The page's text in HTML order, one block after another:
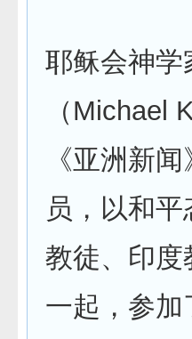
耶稣会神学
（Michael
《亚洲新
员，以和
教徒、印度
一起，参